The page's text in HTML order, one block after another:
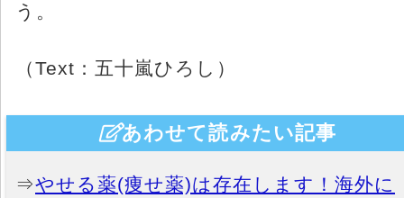
う。
（Text：五十嵐ひろし）
あわせて読みたい記事
⇒やせる薬(痩せ薬)は存在します！海外に